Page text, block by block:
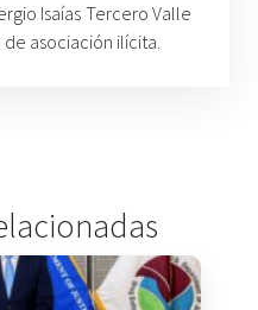
Isaías Tercero Valle
asociación ilícita.